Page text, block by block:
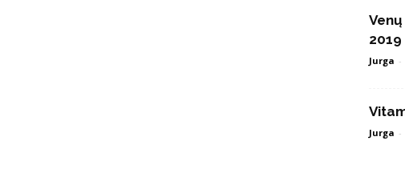
Jurga -
Jurga -